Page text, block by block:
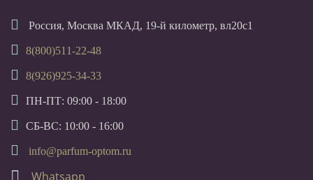
Россия, Москва МКАД, 19-й километр, вл20с1
8(800)511-22-48
8(926)925-34-33
ПН-ПТ: 09:00 - 18:00
СБ-ВС: 10:00 - 16:00
info@parfum-optom.ru
Whatsapp